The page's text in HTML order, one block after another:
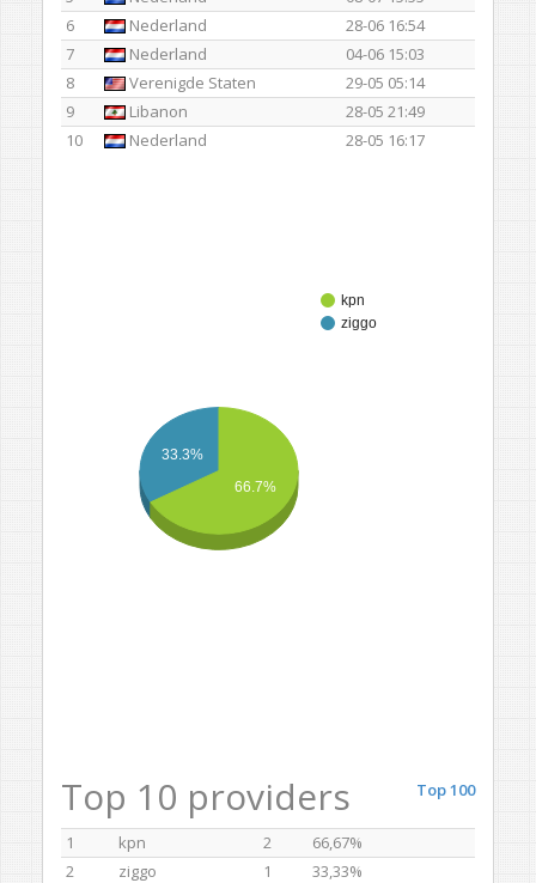
6
Nederland
28-06 16:54
7
Nederland
04-06 15:03
8
Verenigde Staten
29-05 05:14
9
Libanon
28-05 21:49
10
Nederland 28-05 16:17
kpn
ziggo
33.3%
66.7%
Top 100
Top 10 providers
1 kpn 2
66,67%
2
ziggo 1
33,33%